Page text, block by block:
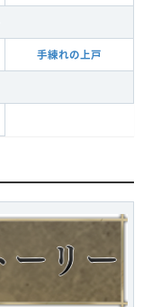
手練れの上戸